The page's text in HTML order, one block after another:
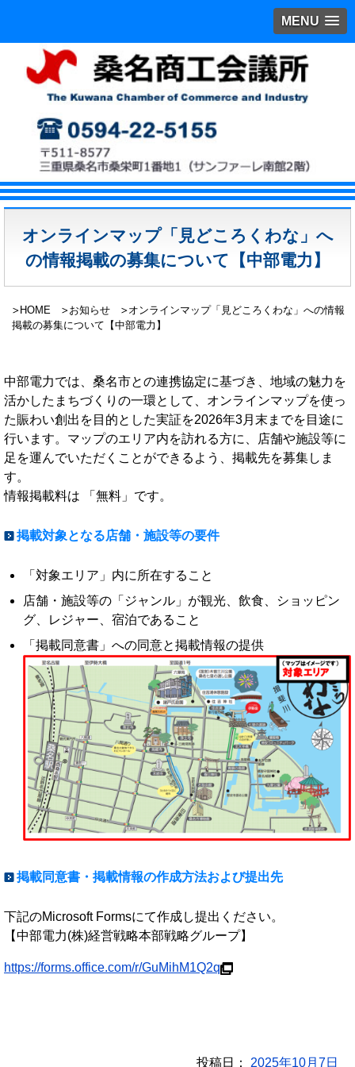
MENU
オンラインマップ「見どころくわな」へ
の情報掲載の募集について【中部電力】
HOME お知らせ
オンラインマップ「見どころくわな」への情報
掲載の募集について【中部電力】
中部電力では、桑名市との連携協定に基づき、地域の魅力を
活かしたまちづくりの一環として、オンラインマップを使っ
た賑わい創出を目的とした実証を2026年3月末までを目途に
行います。マップのエリア内を訪れる方に、店舗や施設等に
足を運んでいただくことができるよう、掲載先を募集しま
す。
情報掲載料は 「無料」です。
掲載対象となる店舗・施設等の要件
「対象エリア」内に所在すること
店舗・施設等の「ジャンル」が観光、飲食、
ショッピン
グ、レジャー、宿泊であること
「掲載同意書」への同意と掲載情報の提供
掲載同意書・掲載情報の作成方法および提出先
下記のMicrosoft Formsにて作成し提出ください。
【中部電力(株)経営戦略本部戦略グループ】
https://forms.office.com/r/GuMihM1Q2q
投稿日： 2025年10月7日